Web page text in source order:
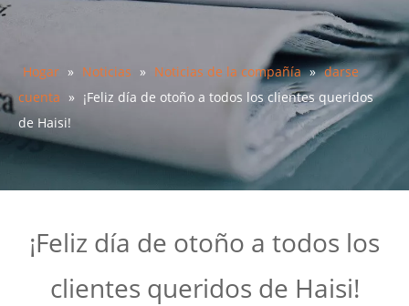
Hogar » Noticias » Noticias de la compañía » darse
cuenta » ¡Feliz día de otoño a todos los clientes queridos
de Haisi!
¡Feliz día de otoño a todos los
clientes queridos de Haisi!